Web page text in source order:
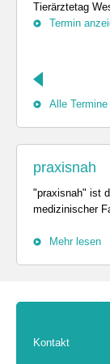
Tierärztetag
Termin
Alle Termine
praxisnah
"praxisnah" ist
medizinischer
Mehr lesen
Kontakt